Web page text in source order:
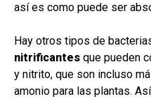
así es como puede ser
Hay otros tipos de
nitrificantes que pueden
y nitrito, que son incluso
amonio para las plantas.